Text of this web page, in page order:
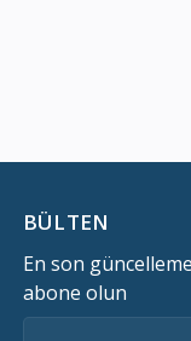
BÜLTEN
En son
abone olun